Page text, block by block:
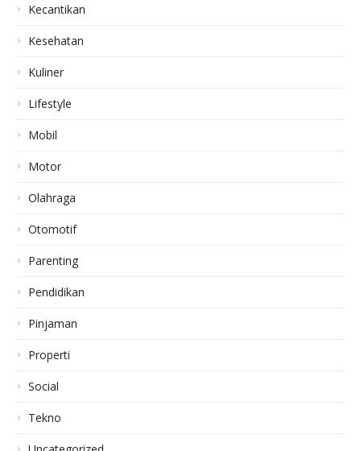
Kecantikan
Kesehatan
Kuliner
Lifestyle
Mobil
Motor
Olahraga
Otomotif
Parenting
Pendidikan
Pinjaman
Properti
Social
Tekno